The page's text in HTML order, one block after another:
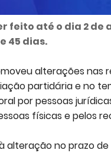
feito até o dia 2 de
45 dias.
alterações
partidária e no
por pessoas
físicas e pelos
no prazo